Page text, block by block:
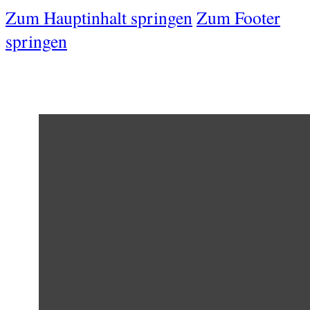
Zum Hauptinhalt springenZum Footer
springen